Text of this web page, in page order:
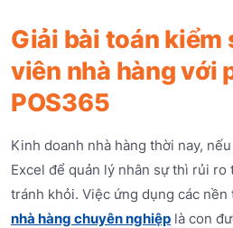
Giải bài toán kiểm
viên nhà hàng với
POS365
Kinh doanh nhà hàng thời nay,
Excel để quản lý nhân sự thì rủi
tránh khỏi. Việc ứng dụng các nền
nhà hàng chuyên nghiệp là con